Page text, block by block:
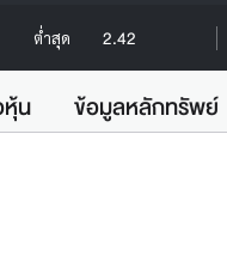
ต่ำสุด 2.42
น ข้อมูลหลักทรัพย์